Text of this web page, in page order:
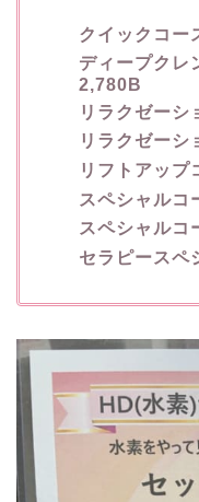
クイックコー
ディープクレ
2,780B
リラクゼー
リラクゼー
リフトアッ
スペシャル
スペシャル
セラピースペ